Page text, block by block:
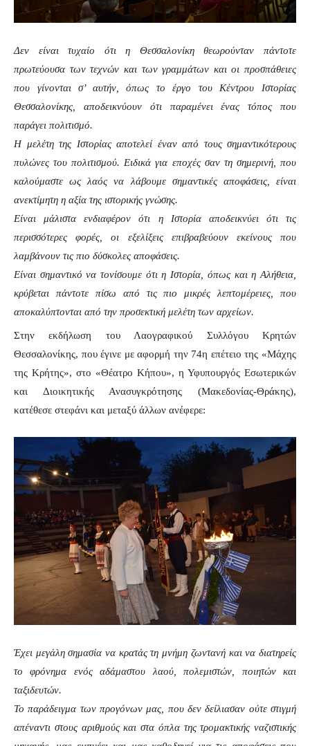
Δεν είναι τυχαίο ότι η Θεσσαλονίκη θεωρούνταν πάντοτε
πρωτεύουσα των τεχνών και των γραμμάτων και οι προσπάθειες
που γίνονται σ’ αυτήν, όπως το έργο του Κέντρου Ιστορίας
Θεσσαλονίκης, αποδεικνύουν ότι παραμένει ένας τόπος που
παράγει πολιτισμό.
Η μελέτη της Ιστορίας αποτελεί έναν από τους σημαντικότερους
πυλώνες του πολιτισμού. Ειδικά για εποχές σαν τη σημερινή, που
καλούμαστε ως λαός να λάβουμε σημαντικές αποφάσεις, είναι
ανεκτίμητη η αξία της ιστορικής γνώσης.
Είναι μάλιστα ενδιαφέρον ότι η Ιστορία αποδεικνύει ότι τις
περισσότερες φορές, οι εξελίξεις επιβραβεύουν εκείνους που
λαμβάνουν τις πιο δύσκολες αποφάσεις.
Είναι σημαντικό να τονίσουμε ότι η Ιστορία, όπως και η Αλήθεια,
κρύβεται πάντοτε πίσω από τις πιο μικρές λεπτομέρειες, που
αποκαλύπτονται από την προσεκτική μελέτη των αρχείων.
Στην εκδήλωση του Λαογραφικού Συλλόγου Κρητών
Θεσσαλονίκης, που έγινε με αφορμή την 74η επέτειο της «Μάχης
της Κρήτης», στο «Θέατρο Κήπου», η Υφυπουργός Εσωτερικών
και Διοικητικής Ανασυγκρότησης (Μακεδονίας-Θράκης),
κατέθεσε στεφάνι και μεταξύ άλλων ανέφερε:
Έχει μεγάλη σημασία να κρατάς τη μνήμη ζωντανή και να διατηρείς
το φρόνημα ενός αδάμαστου λαού, πολεμιστών, ποιητών και
ταξιδευτών.
Το παράδειγμα των προγόνων μας, που δεν δείλιασαν ούτε στιγμή
απέναντι στους αριθμούς και στα όπλα της τρομακτικής ναζιστικής